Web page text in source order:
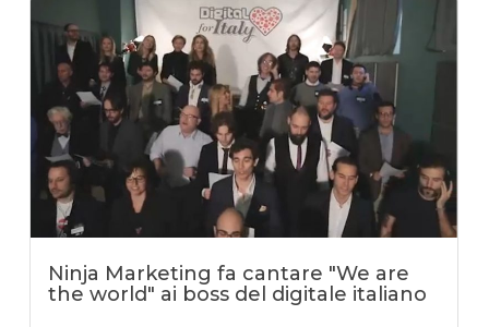
Ninja Marketing fa cantare "We are
the world" ai boss del digitale italiano